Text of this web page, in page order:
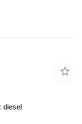
diesel